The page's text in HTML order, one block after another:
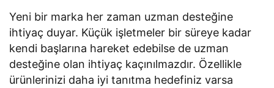
Yeni bir marka her zaman uzman desteğine
ihtiyaç duyar. Küçük işletmeler bir süreye kadar
kendi başlarına hareket edebilse de uzman
desteğine olan ihtiyaç kaçınılmazdır. Özellikle
ürünlerinizi daha iyi tanıtma hedefiniz varsa